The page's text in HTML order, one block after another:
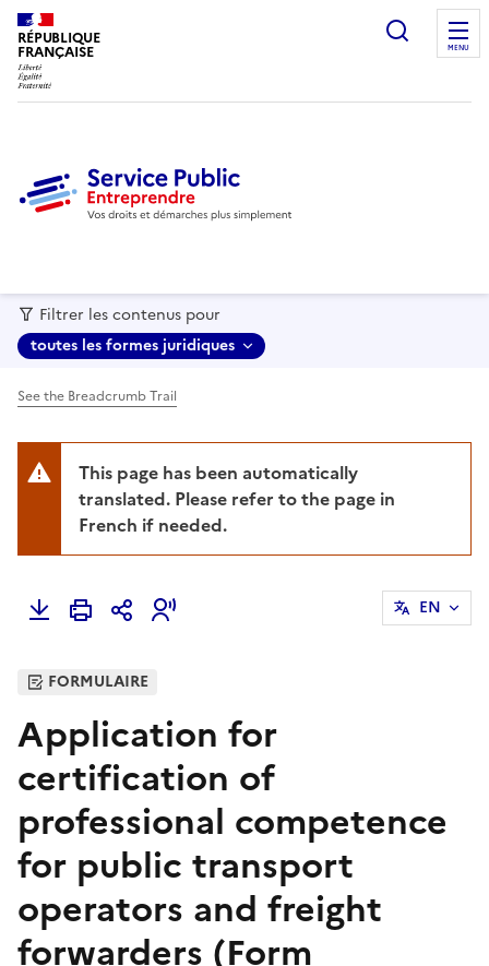
RÉPUBLIQUE
FRANÇAISE MENU
Filtrer les contenus pour
toutes les formes juridiques
See the Breadcrumb Trail
This page has been automatically
translated. Please refer to the page in
French if needed.
EN
FORMULAIRE
Application for
certification of
professional competence
for public transport
operators and freight
forwarders (Form